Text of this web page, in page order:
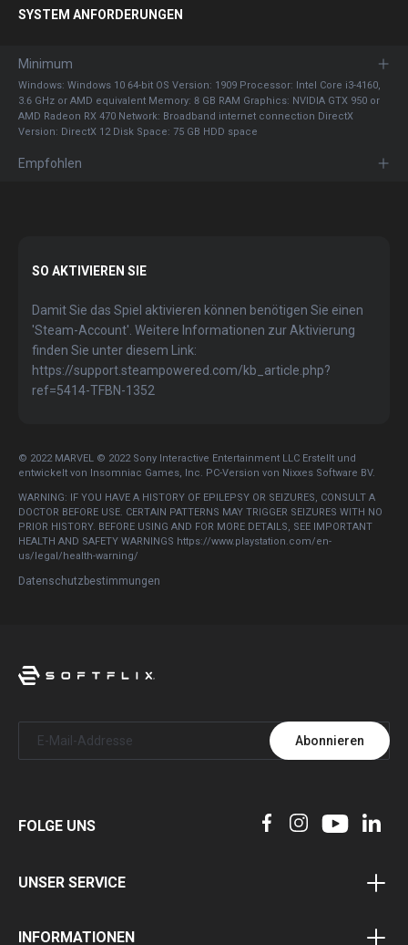
SYSTEM ANFORDERUNGEN
Minimum
Windows: Windows 10 64-bit OS Version: 1909 Processor: Intel Core i3-4160,
3.6 GHz or AMD equivalent Memory: 8 GB RAM Graphics: NVIDIA GTX 950 or
AMD Radeon RX 470 Network: Broadband internet connection DirectX
Version: DirectX 12 Disk Space: 75 GB HDD space
Empfohlen
SO AKTIVIEREN SIE
Damit Sie das Spiel aktivieren können benötigen Sie einen
'Steam-Account'. Weitere Informationen zur Aktivierung
finden Sie unter diesem Link:
https://support.steampowered.com/kb_article.php?
ref=5414-TFBN-1352
© 2022 MARVEL © 2022 Sony Interactive Entertainment LLC Erstellt und
entwickelt von Insomniac Games, Inc. PC-Version von Nixxes Software BV.
WARNING: IF YOU HAVE A HISTORY OF EPILEPSY OR SEIZURES, CONSULT A
DOCTOR BEFORE USE. CERTAIN PATTERNS MAY TRIGGER SEIZURES WITH NO
PRIOR HISTORY. BEFORE USING AND FOR MORE DETAILS, SEE IMPORTANT
HEALTH AND SAFETY WARNINGS https://www.playstation.com/en-
us/legal/health-warning/
Datenschutzbestimmungen
Abonnieren
FOLGE UNS
UNSER SERVICE
INFORMATIONEN